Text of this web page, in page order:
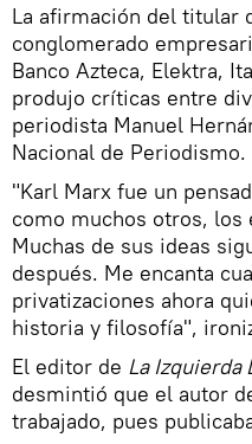
La afirmación del titular
conglomerado
Banco Azteca, Elektra,
produjo críticas entre
periodista Manuel
Nacional de Periodismo.
"Karl Marx fue un
como muchos otros,
Muchas de sus ideas
después. Me encanta
privatizaciones ahora
historia y filosofía",
El editor de La Izquierda
desmintió que el autor
trabajado, pues